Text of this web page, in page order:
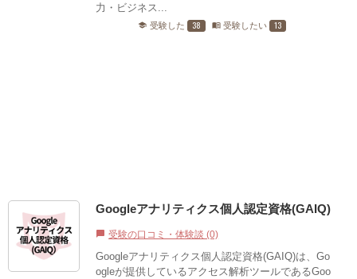
力・ビジネス...
school 受験した 38 menu_book 受験したい 13
Googleアナリティクス個人認定資格(GAIQ)
chat_bubble 受験の口コミ・体験談 (0)
Googleアナリティクス個人認定資格(GAIQ)は、Go
ogleが提供しているアクセス解析ツールであるGoo